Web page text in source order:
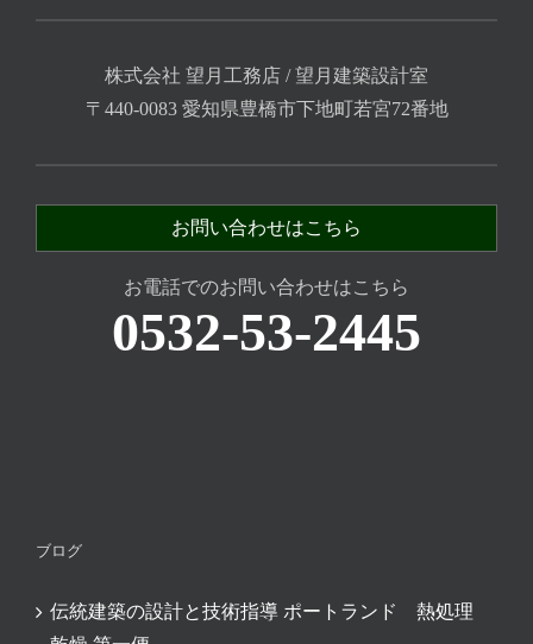
株式会社 望月工務店 / 望月建築設計室
〒440-0083 愛知県豊橋市下地町若宮72番地
お問い合わせはこちら
お電話でのお問い合わせはこちら
0532-53-2445
ブログ
伝統建築の設計と技術指導 ポートランド 熱処理